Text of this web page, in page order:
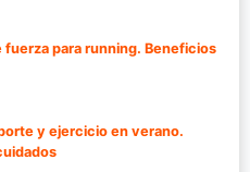
fuerza para running. Beneficios
y ejercicio en verano.